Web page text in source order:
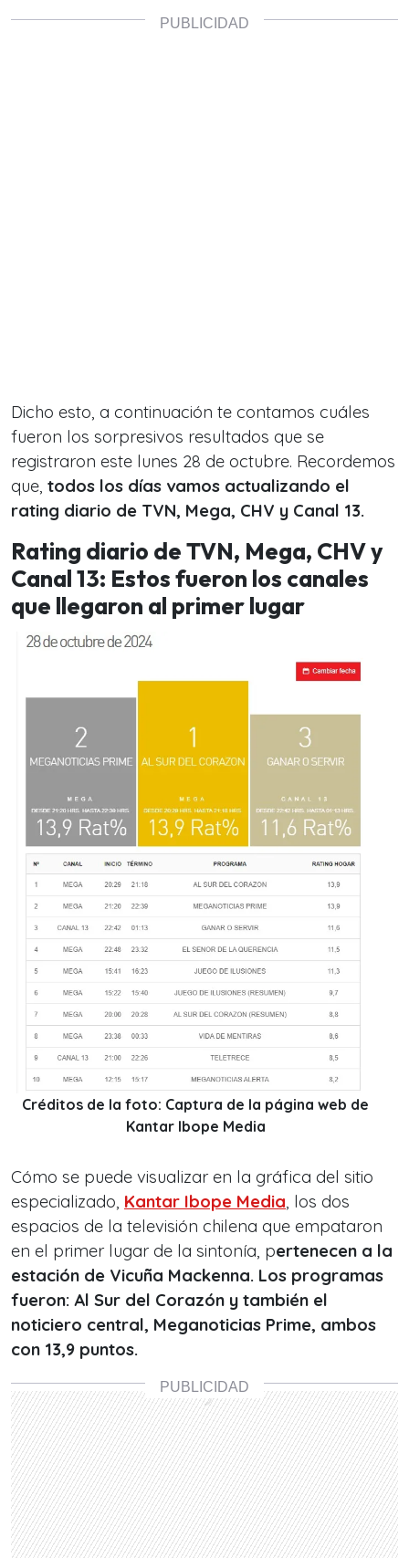
Dicho esto, a continuación te contamos cuáles
fueron los sorpresivos resultados que se
registraron este lunes 28 de octubre. Recordemos
que, todos los días vamos actualizando el
rating diario de TVN, Mega, CHV y Canal 13.
Rating diario de TVN, Mega, CHV y
Canal 13: Estos fueron los canales
que llegaron al primer lugar
Créditos de la foto: Captura de la página web de
Kantar Ibope Media
Cómo se puede visualizar en la gráfica del sitio
especializado, Kantar Ibope Media, los dos
espacios de la televisión chilena que empataron
en el primer lugar de la sintonía, pertenecen a la
estación de Vicuña Mackenna. Los programas
fueron: Al Sur del Corazón y también el
noticiero central, Meganoticias Prime, ambos
con 13,9 puntos.